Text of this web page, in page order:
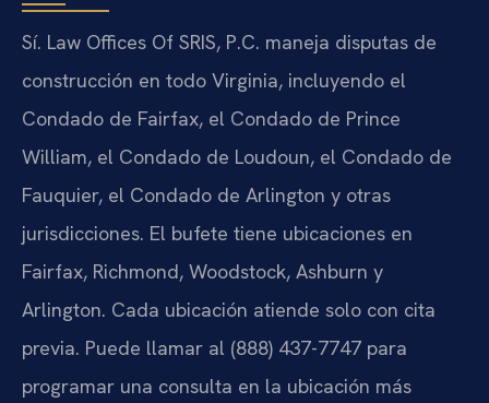
Sí. Law Offices Of SRIS, P.C. maneja disputas de
construcción en todo Virginia, incluyendo el
Condado de Fairfax, el Condado de Prince
William, el Condado de Loudoun, el Condado de
Fauquier, el Condado de Arlington y otras
jurisdicciones. El bufete tiene ubicaciones en
Fairfax, Richmond, Woodstock, Ashburn y
Arlington. Cada ubicación atiende solo con cita
previa. Puede llamar al (888) 437-7747 para
programar una consulta en la ubicación más